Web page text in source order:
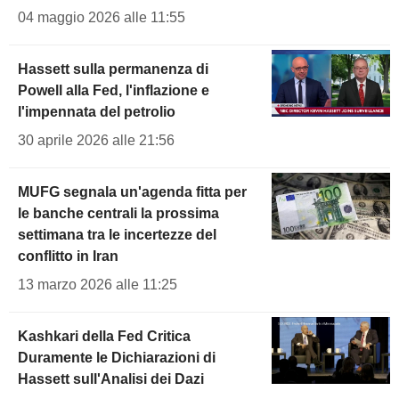
04 maggio 2026 alle 11:55
Hassett sulla permanenza di
Powell alla Fed, l'inflazione e
l'impennata del petrolio
30 aprile 2026 alle 21:56
MUFG segnala un'agenda fitta per
le banche centrali la prossima
settimana tra le incertezze del
conflitto in Iran
13 marzo 2026 alle 11:25
Kashkari della Fed Critica
Duramente le Dichiarazioni di
Hassett sull'Analisi dei Dazi